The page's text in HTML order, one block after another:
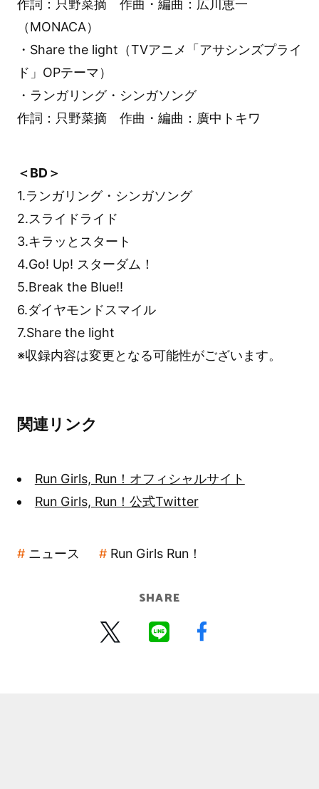
作詞：只野菜摘 作曲・編曲：広川恵一
（MONACA）
・Share the light（TVアニメ「アサシンズプライ
ド」OPテーマ）
・ランガリング・シンガソング
作詞：只野菜摘 作曲・編曲：廣中トキワ
＜BD＞
1.ランガリング・シンガソング
2.スライドライド
3.キラッとスタート
4.Go! Up! スターダム！
5.Break the Blue!!
6.ダイヤモンドスマイル
7.Share the light
※収録内容は変更となる可能性がございます。
関連リンク
Run Girls, Run！オフィシャルサイト
Run Girls, Run！公式Twitter
ニュース Run Girls Run！
SHARE